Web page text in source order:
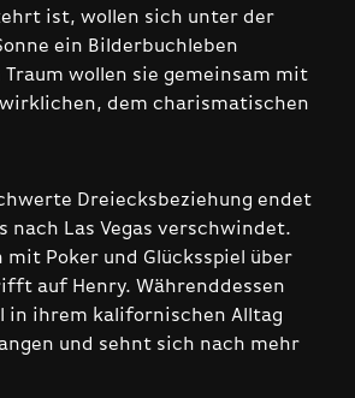
ist, wollen sich unter der
ein Bilderbuchleben
wollen sie gemeinsam mit
dem charismatischen
Dreiecksbeziehung endet
nach Las Vegas verschwindet.
mit Poker und Glücksspiel über
auf Henry. Währenddessen
in ihrem kalifornischen Alltag
und sehnt sich nach mehr